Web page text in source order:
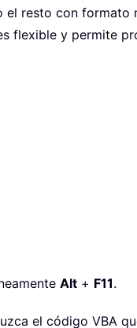
resto con
flexible y permite
Alt + F11.
el código VBA